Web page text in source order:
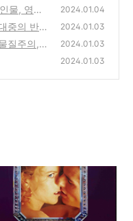
물, 영화
2024.01.04
중의 반
2024.01.03
질주의,
2024.01.03
2024.01.03